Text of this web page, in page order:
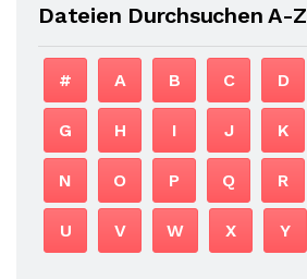
Dateien Durchsuchen A-Z
# A B C D
G H I J K
N O P Q R
U V W X Y